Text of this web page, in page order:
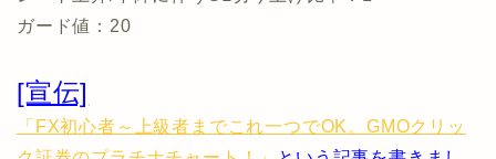
ガード値：20
[宣伝]
「FX初心者～上級者までこれ一つでOK。GMOクリッ